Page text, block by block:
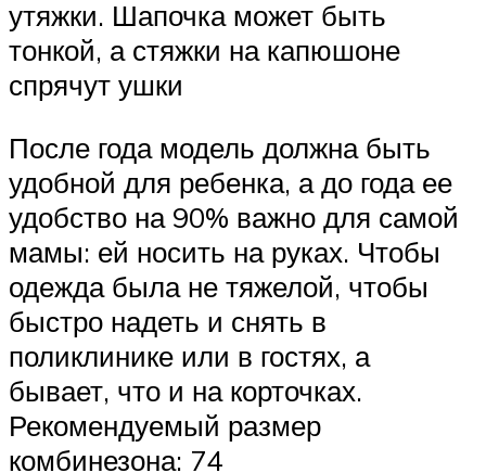
утяжки. Шапочка может быть
тонкой, а стяжки на капюшоне
спрячут ушки
После года модель должна быть
удобной для ребенка, а до года ее
удобство на 90% важно для самой
мамы: ей носить на руках. Чтобы
одежда была не тяжелой, чтобы
быстро надеть и снять в
поликлинике или в гостях, а
бывает, что и на корточках.
Рекомендуемый размер
комбинезона: 74